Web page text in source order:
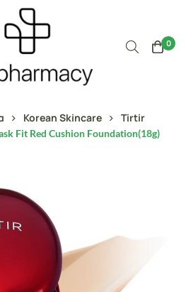
0
Korean Skincare Tirtir
Fit Red Cushion Foundation(18g)